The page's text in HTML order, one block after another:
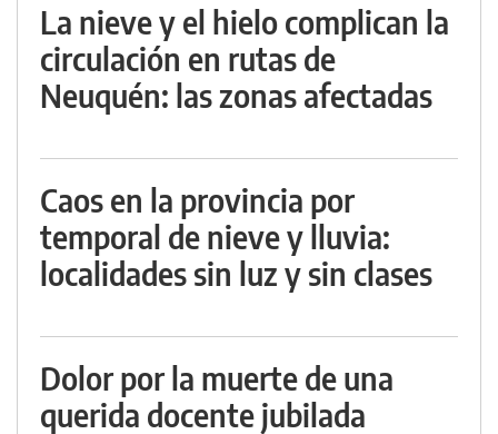
La nieve y el hielo complican la
circulación en rutas de
Neuquén: las zonas afectadas
Caos en la provincia por
temporal de nieve y lluvia:
localidades sin luz y sin clases
Dolor por la muerte de una
querida docente jubilada